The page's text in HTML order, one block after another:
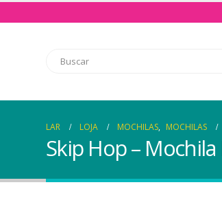
LAR LOJA MOCHILAS, MOCHILAS
Skip Hop – Mochila